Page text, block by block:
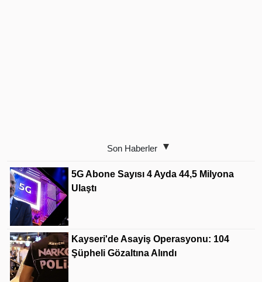
Son Haberler
5G Abone Sayısı 4 Ayda 44,5 Milyona
Ulaştı
Kayseri'de Asayiş Operasyonu: 104
Şüpheli Gözaltına Alındı